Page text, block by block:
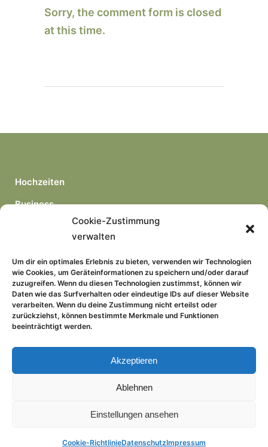
Cookie-Zustimmung
verwalten
Um dir ein optimales Erlebnis zu bieten, verwenden wir Technologien
wie Cookies, um Geräteinformationen zu speichern und/oder darauf
zuzugreifen. Wenn du diesen Technologien zustimmst, können wir
Daten wie das Surfverhalten oder eindeutige IDs auf dieser Website
verarbeiten. Wenn du deine Zustimmung nicht erteilst oder
zurückziehst, können bestimmte Merkmale und Funktionen
beeinträchtigt werden.
Akzeptieren
Ablehnen
Einstellungen ansehen
Cookie-RichtlinieDatenschutzImpressum
Sorry, the comment form is closed
at this time.
Hochzeiten
Business
Kontakt
Datenschutz